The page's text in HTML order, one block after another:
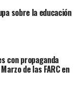
sobre la educación
con propaganda
de las FARC en